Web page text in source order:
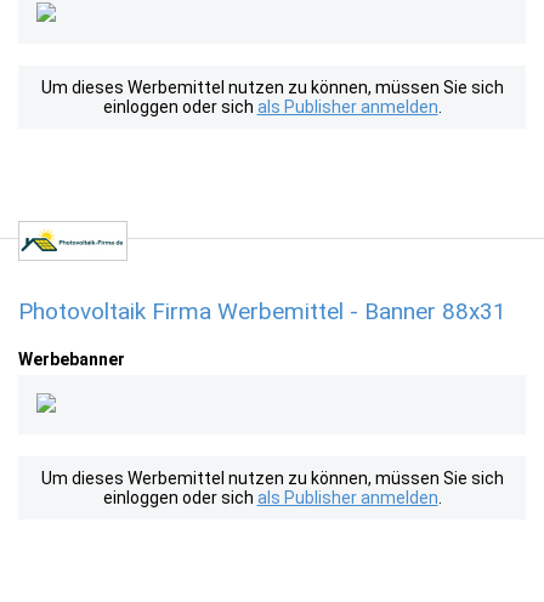
Um dieses Werbemittel nutzen zu können, müssen Sie sich
einloggen oder sich als Publisher anmelden
Photovoltaik Firma Werbemittel - Banner 88x31
Werbebanner
Um dieses Werbemittel nutzen zu können, müssen Sie sich
einloggen oder sich als Publisher anmelden